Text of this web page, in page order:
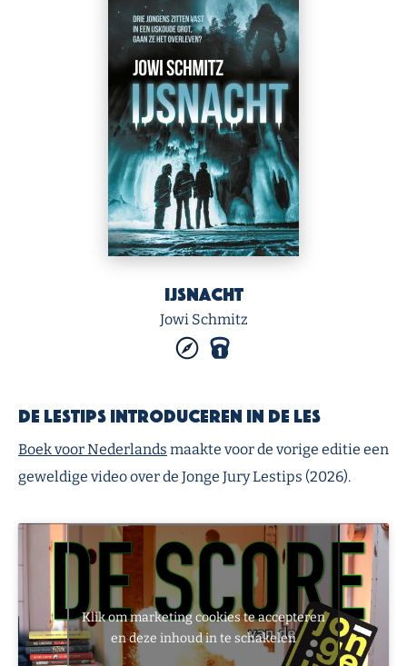
IJsnacht
Jowi Schmitz
De lestips introduceren in de les
Boek voor Nederlands maakte voor de vorige editie een
geweldige video over de Jonge Jury Lestips (2026).
Klik om marketing cookies te accepteren
en deze inhoud in te schakelen